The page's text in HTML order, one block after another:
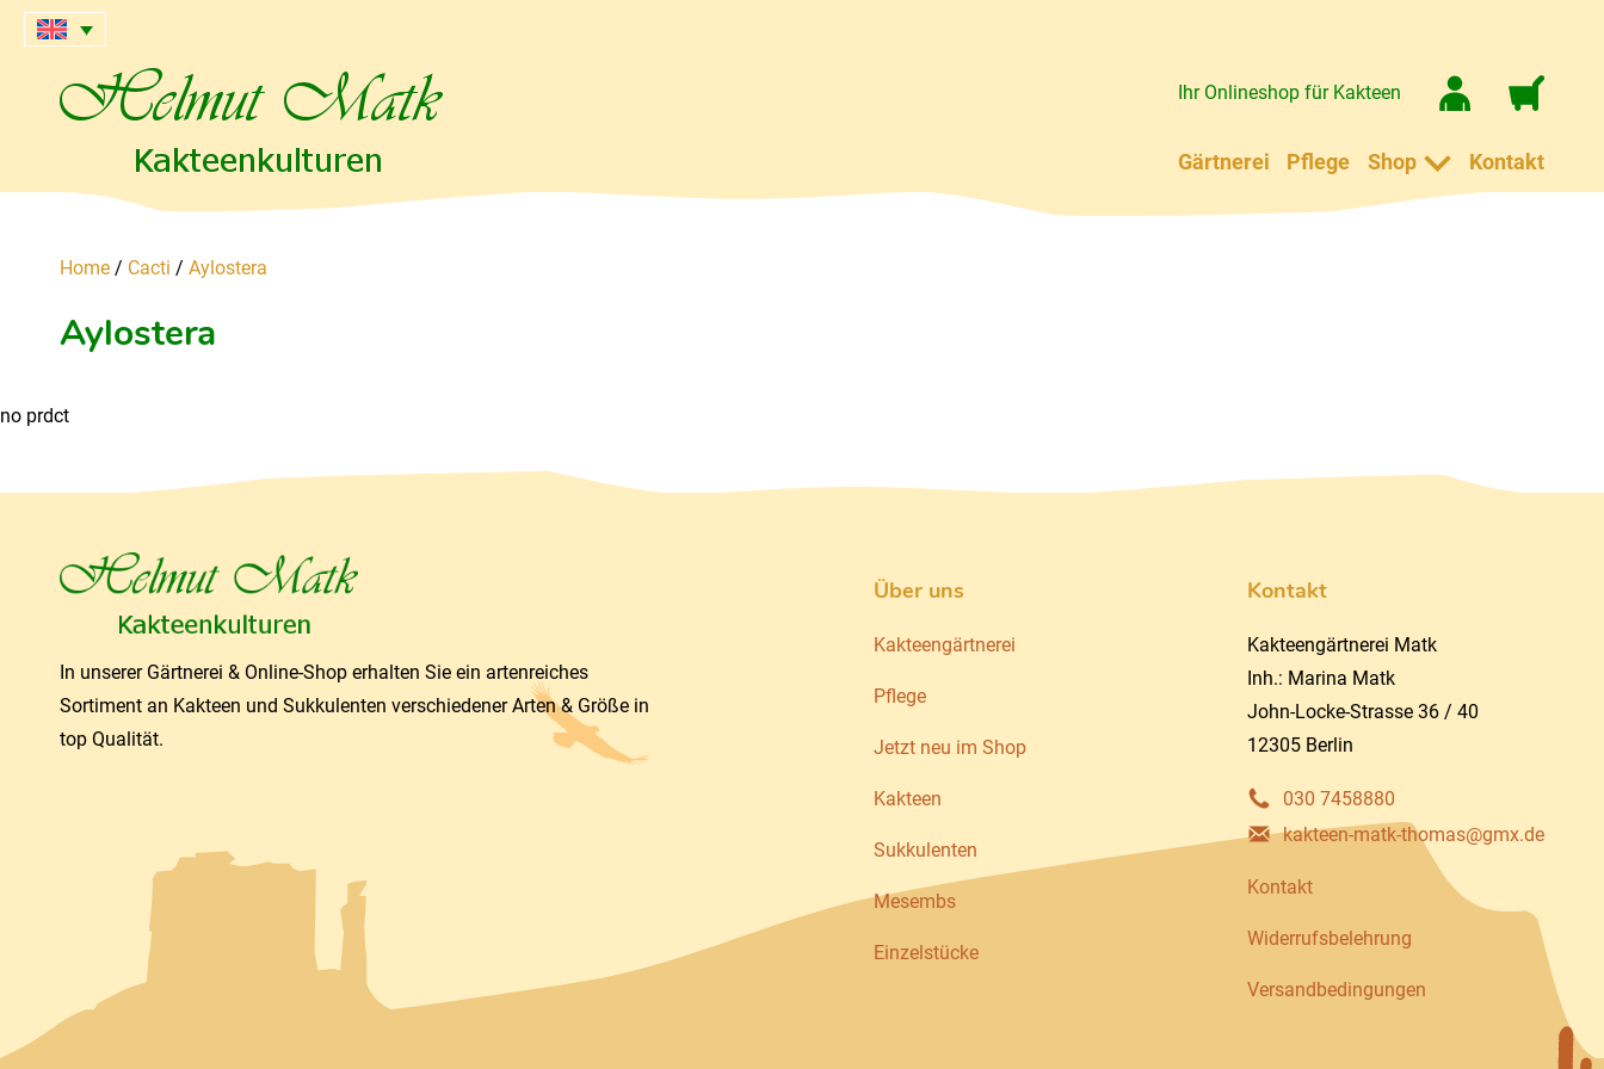
Ihr Onlineshop für Kakteen
Gärtnerei Pflege Shop Kontakt
Home / Cacti / Aylostera
Aylostera
no prdct
In unserer Gärtnerei & Online-Shop erhalten Sie ein artenreiches
Sortiment an Kakteen und Sukkulenten verschiedener Arten & Größe in
top Qualität.
Über uns
Kakteengärtnerei
Pflege
Jetzt neu im Shop
Kakteen
Sukkulenten
Mesembs
Einzelstücke
Kontakt
Kakteengärtnerei Matk
Inh.: Marina Matk
John-Locke-Strasse 36 / 40
12305 Berlin
030 7458880
kakteen-matk-thomas@gmx.de
Kontakt
Widerrufsbelehrung
Versandbedingungen